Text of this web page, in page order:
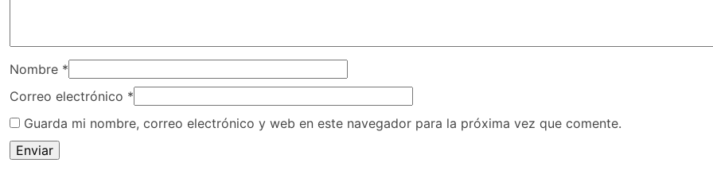
Nombre *
Correo electrónico *
Guarda mi nombre, correo electrónico y web en este navegador para la próxima vez que comente.